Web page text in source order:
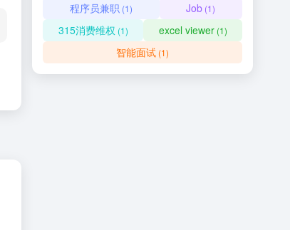
程序员兼职 (1) Job (1)
315消费维权 (1) excel viewer(1)
智能面试 (1)